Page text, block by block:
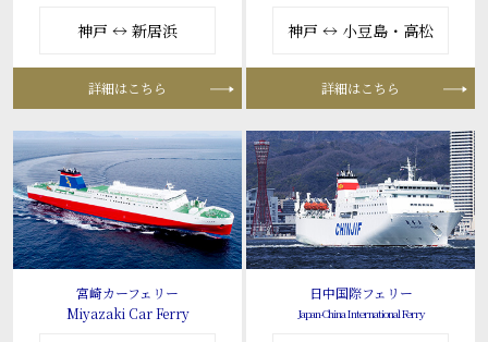
神戸 ↔ 新居浜
詳細はこちら
神戸 ↔ 小豆島・高松
詳細はこちら
宮崎カーフェリー
Miyazaki Car Ferry
日中国際フェリー
Japan-China International Ferry